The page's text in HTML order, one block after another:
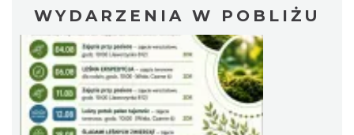
WYDARZENIA W POBLIŻU